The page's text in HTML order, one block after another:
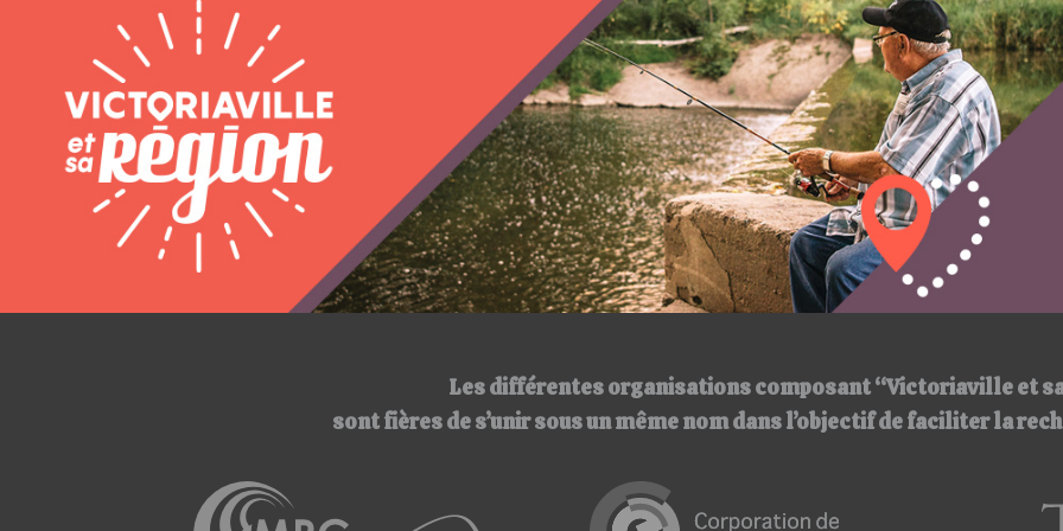
Les différentes organisations composant “Victoriaville et
sont fières de s’unir sous un même nomdans l’objectif de faciliter la